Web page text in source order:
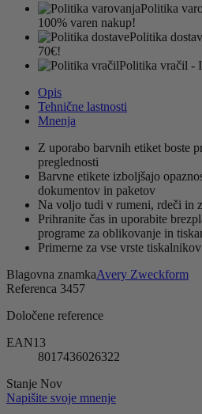
Politika
100% varen nakup!
Politika
70€!
Politika vračil -
Opis
Tehnične lastnosti
Mnenja
Z uporabo barvnih etiket boste
preglednosti
Barvne etikete izboljšajo
dokumentov in paketov
Na voljo tudi v rumeni, rdeči in
Prihranite čas in uporabite
programe za oblikovanje in
Primerne za vse vrste
Blagovna znamkaAvery Zweckform
Referenca 3457
Določene reference
EAN13
8017436026322
Stanje Nov
Napišite svoje mnenje